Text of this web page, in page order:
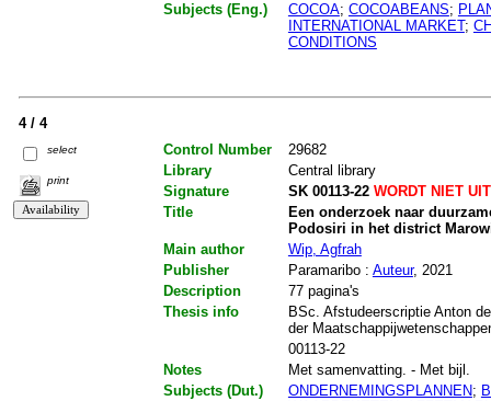
Subjects (Eng.)
COCOA; COCOABEANS;
INTERNATIONAL MARKET;
CONDITIONS
4 / 4
select
print
Control Number
29682
Library
Central library
Signature
SK 00113-22WORDT NIET
Title
Een onderzoek naar
Podosiri in het district
Main author
Wip, Agfrah
Publisher
Paramaribo : Auteur, 2021
Description
77 pagina's
Thesis info
BSc. Afstudeerscriptie Anton
der
00113-22
Notes
Met samenvatting. - Met bijl.
Subjects (Dut.)
ONDERNEMINGSPLANNEN;